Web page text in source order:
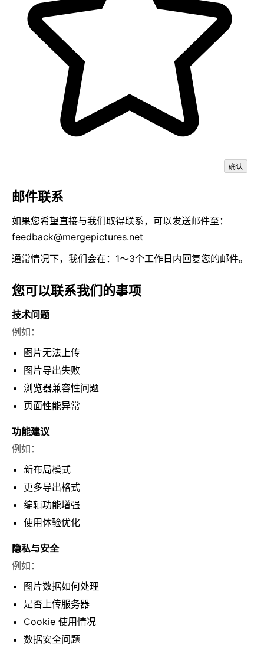
确认
邮件联系
如果您希望直接与我们取得联系，可以发送邮件至：
feedback@mergepictures.net
通常情况下，我们会在：1～3个工作日内回复您的邮件。
您可以联系我们的事项
技术问题
例如：
图片无法上传
图片导出失败
浏览器兼容性问题
页面性能异常
功能建议
例如：
新布局模式
更多导出格式
编辑功能增强
使用体验优化
隐私与安全
例如：
图片数据如何处理
是否上传服务器
Cookie 使用情况
数据安全问题